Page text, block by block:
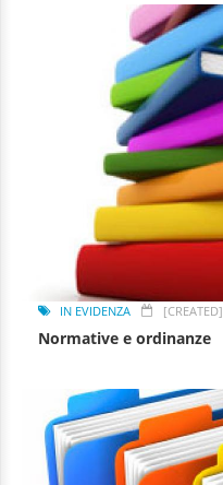
IN EVIDENZA [CREATED]
Normative e ordinanze